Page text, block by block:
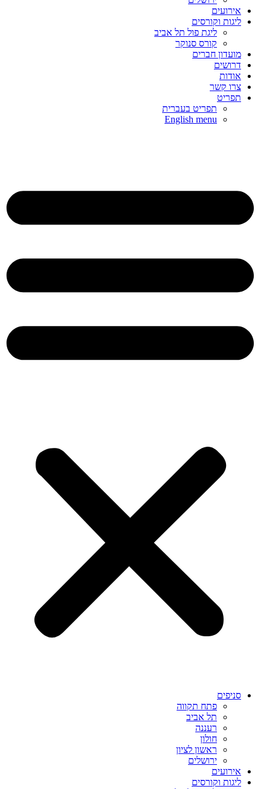
אירועים
ליגות וקורסים
ליגת פול תל אביב
קורס סנוקר
מועדון חברים
דרושים
אודות
צרו קשר
תפריט
תפריט בעברית
English menu
סניפים
פתח תקווה
תל אביב
רעננה
חולון
ראשון לציון
ירושלים
אירועים
ליגות וקורסים